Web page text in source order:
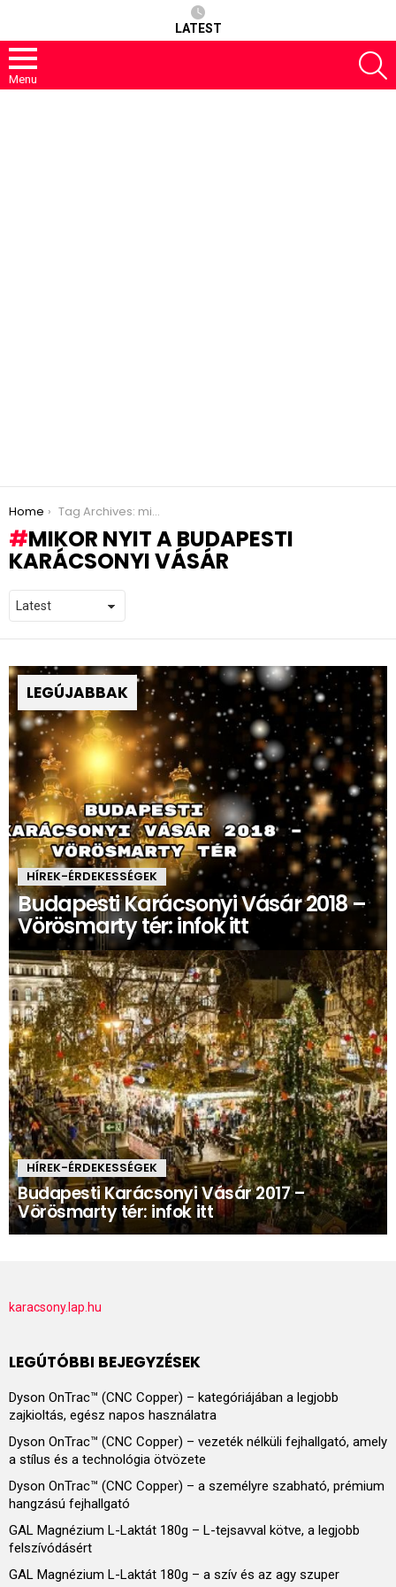
LATEST
Menu
You are here:
Home Tag Archives: mikor nyit a budapesti karácsonyi vásár
MIKOR NYIT A BUDAPESTI
KARÁCSONYI VÁSÁR
LEGÚJABBAK
HÍREK-ÉRDEKESSÉGEK
Budapesti Karácsonyi Vásár 2018 –
Vörösmarty tér: infok itt
HÍREK-ÉRDEKESSÉGEK
Budapesti Karácsonyi Vásár 2017 –
Vörösmarty tér: infok itt
karacsony.lap.hu
LEGÚTÓBBI BEJEGYZÉSEK
Dyson OnTrac™ (CNC Copper) – kategóriájában a legjobb
zajkioltás, egész napos használatra
Dyson OnTrac™ (CNC Copper) – vezeték nélküli fejhallgató, amely
a stílus és a technológia ötvözete
Dyson OnTrac™ (CNC Copper) – a személyre szabható, prémium
hangzású fejhallgató
GAL Magnézium L-Laktát 180g – L-tejsavval kötve, a legjobb
felszívódásért
GAL Magnézium L-Laktát 180g – a szív és az agy szuper